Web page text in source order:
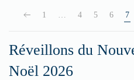
1 4 5 6 7
Réveillons du
Noël 2026